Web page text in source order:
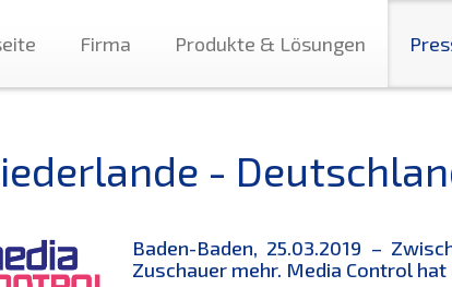
Firma Produkte & Lösungen
-
Baden-Baden, 25.03.2019 –
Zuschauer mehr. Media Control